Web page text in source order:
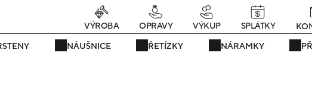
teď! - 20 % na vše! Kód: SRPEN20 22 dní : 16h : 46m : 40s
NÁUŠNICE ŘETÍZKY NÁRAMKY
VÝROBA OPRAVY VÝKUP SPLÁTKY